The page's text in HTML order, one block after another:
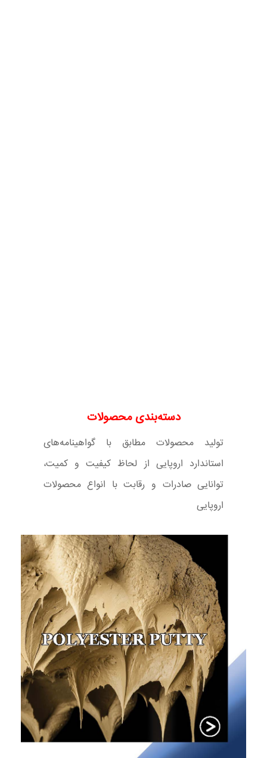
دسته‌بندی محصولات
تولید محصولات مطابق با گواهینامه‌های
استاندارد اروپایی از لحاظ کیفیت و کمیت،
توانایی صادرات و رقابت با انواع محصولات
اروپایی